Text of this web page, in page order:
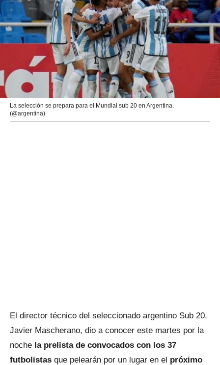
La selección se prepara para el Mundial sub 20 en Argentina.
(@argentina)
El director técnico del seleccionado argentino Sub 20,
Javier Mascherano, dio a conocer este martes por la
noche la prelista de convocados con los 37
futbolistas que pelearán por un lugar en el próximo